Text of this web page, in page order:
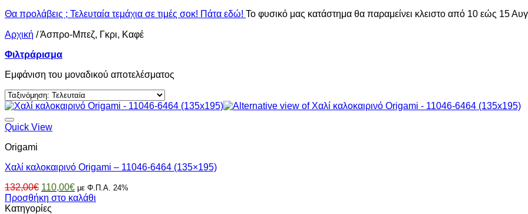
Θα προλάβεις ; Τελευταία τεμάχια σε τιμές σοκ! Πάτα εδώ! Το φυσικό μας κατάστημα θα παραμείνει κλειστο από 10 εώς 15
Αρχική /Άσπρο-Μπεζ, Γκρι, Καφέ
Φιλτράρισμα
Εμφάνιση του μοναδικού αποτελέσματος
Quick View
Origami
Χαλί καλοκαιρινό Origami – 11046-6464 (135×195)
132,00€ Original
price
was:
110,00€Η
τρέχουσα
με Φ.Π.Α. 24%
Προσθήκη στο καλάθι
Κατηγορίες